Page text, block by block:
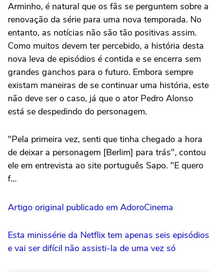
Arminho, é natural que os fãs se perguntem sobre a
renovação da série para uma nova temporada. No
entanto, as notícias não são tão positivas assim.
Como muitos devem ter percebido, a história desta
nova leva de episódios é contida e se encerra sem
grandes ganchos para o futuro. Embora sempre
existam maneiras de se continuar uma história, este
não deve ser o caso, já que o ator Pedro Alonso
está se despedindo do personagem.
"Pela primeira vez, senti que tinha chegado a hora
de deixar a personagem [Berlim] para trás", contou
ele em entrevista ao site português Sapo. "E quero
f…
Artigo original publicado em AdoroCinema
Esta minissérie da Netflix tem apenas seis episódios
e vai ser difícil não assisti-la de uma vez só